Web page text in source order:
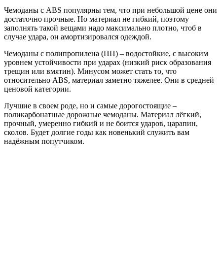
Чемоданы с ABS популярны тем, что при небольшой цене они
достаточно прочные. Но материал не гибкий, поэтому
заполнять такой вещами надо максимально плотно, чтоб в
случае удара, он амортизировался одеждой.
Чемоданы с полипропилена (ПП) – водостойкие, с высоким
уровнем устойчивости при ударах (низкий риск образования
трещин или вмятин). Минусом может стать то, что
относительно ABS, материал заметно тяжелее. Они в средней
ценовой категории.
Лучшие в своем роде, но и самые дорогостоящие –
поликарбонатные дорожные чемоданы. Материал лёгкий,
прочный, умеренно гибкий и не боится ударов, царапин,
сколов. Будет долгие годы как новенький служить вам
надёжным попутчиком.